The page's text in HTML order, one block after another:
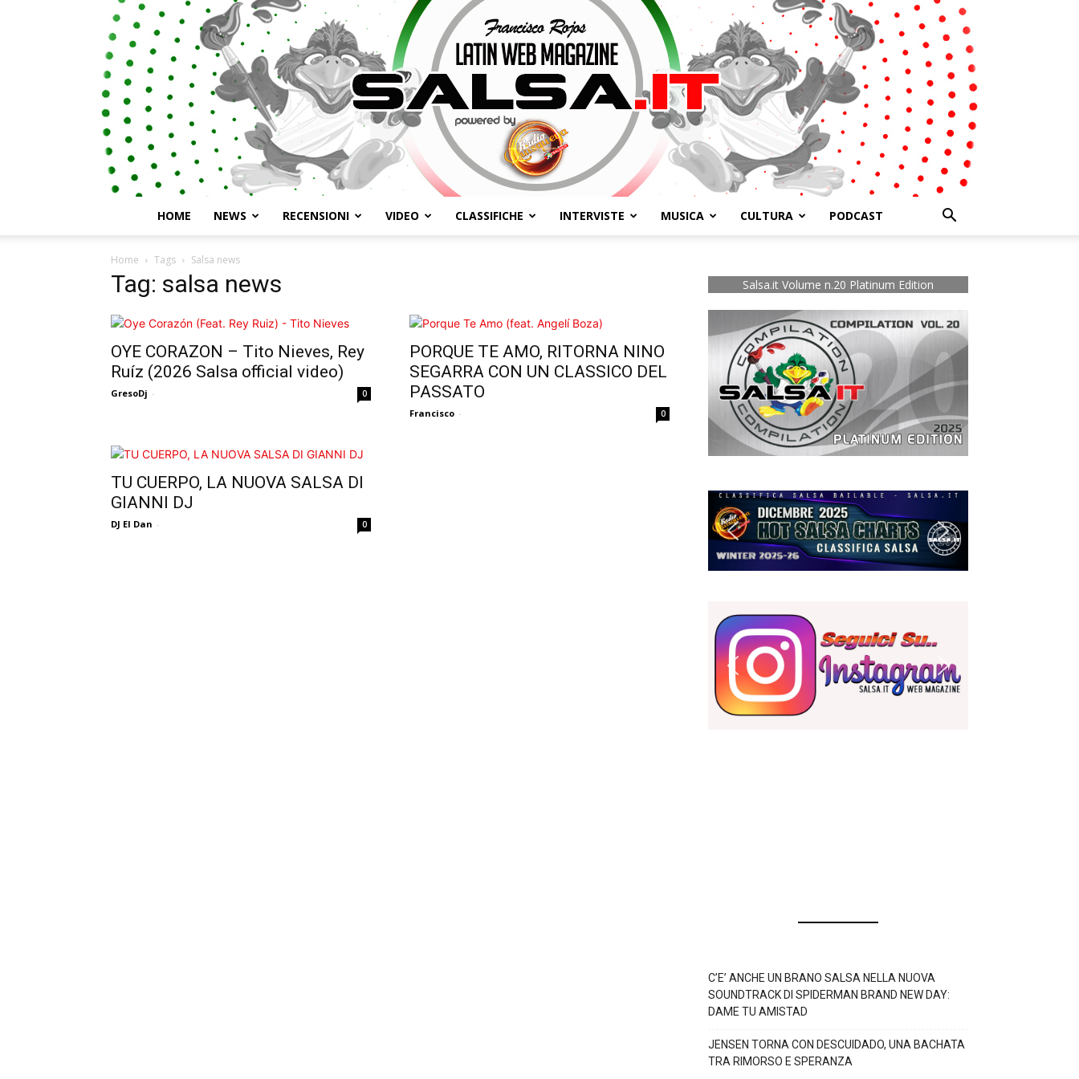
HOME NEWS RECENSIONI VIDEO CLASSIFICHE INTERVISTE MUSICA CULTURA PODCAST
Home Tags Salsa news
Tag: salsa news
OYE CORAZON – Tito Nieves, Rey
Ruíz (2026 Salsa official video)
GresoDj - 0
PORQUE TE AMO, RITORNA NINO
SEGARRA CON UN CLASSICO DEL
PASSATO
Francisco - 0
TU CUERPO, LA NUOVA SALSA DI
GIANNI DJ
DJ El Dan - 0
Salsa.it Volume n.20 Platinum Edition
C’E’ ANCHE UN BRANO SALSA NELLA NUOVA
SOUNDTRACK DI SPIDERMAN BRAND NEW DAY:
DAME TU AMISTAD
JENSEN TORNA CON DESCUIDADO, UNA BACHATA
TRA RIMORSO E SPERANZA